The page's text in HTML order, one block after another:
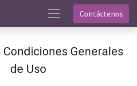
Contáctenos
Generales
de Uso